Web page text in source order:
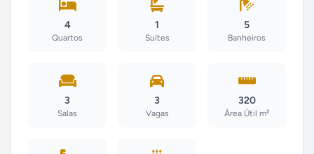
4
Quartos
1
Suítes
5
Banheiros
3
Salas
3
Vagas
320
Área Útil m²